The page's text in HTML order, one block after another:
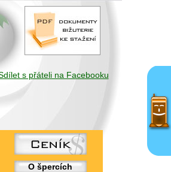
s přáteli na Facebooku
O špercích